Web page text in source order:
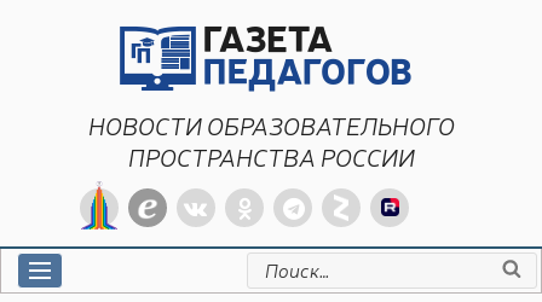
НОВОСТИ ОБРАЗОВАТЕЛЬНОГО
ПРОСТРАНСТВА РОССИИ
Искать: